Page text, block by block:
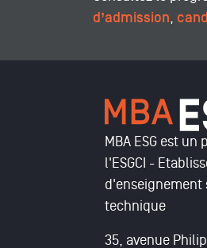
d’admission,
MBA ESG est
l'ESGCI -
d'enseignement
technique
35, avenue